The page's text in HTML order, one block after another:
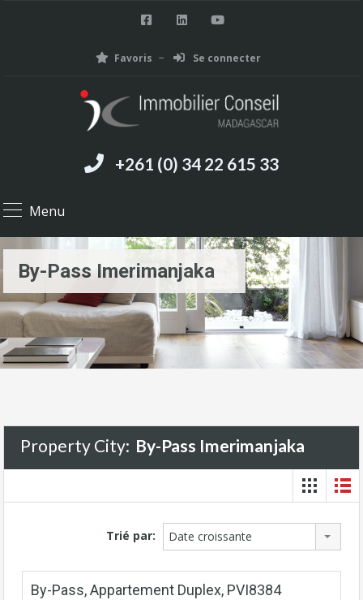
Favoris Se connecter
+261 (0) 34 22 615 33
Menu
By-Pass Imerimanjaka
Property City: By-Pass Imerimanjaka
Trié par: Date croissante
By-Pass, Appartement Duplex, PVI8384